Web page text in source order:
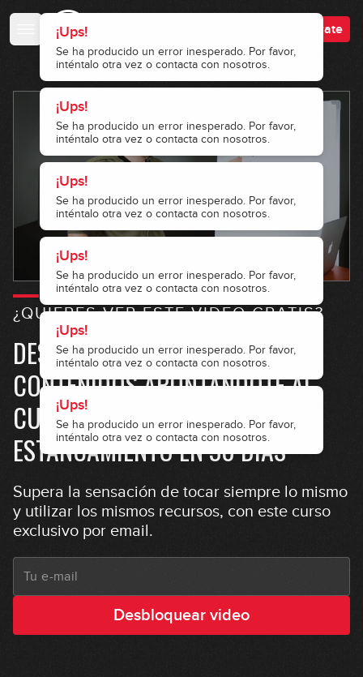
¡Ups!
Se ha producido un error inesperado. Por favor,
inténtalo otra vez o contacta con nosotros.
¡Ups!
Se ha producido un error inesperado. Por favor,
inténtalo otra vez o contacta con nosotros.
¡Ups!
Se ha producido un error inesperado. Por favor,
inténtalo otra vez o contacta con nosotros.
¡Ups!
inténtalo otra vez o contacta con nosotros.
¡Ups!
Se ha producido un error inesperado. Por favor,
inténtalo otra vez o contacta con nosotros.
Regístrate
¿QUIERES VER ESTE VIDEO GRATIS?
DESBLOQUEA ÉSTE Y MÁS
CONTENIDOS APUNTÁNDOTE AL
CURSO GRATUITO "SALIR DEL
ESTANCAMIENTO EN 30 DÍAS"
Supera la sensación de tocar siempre lo mismo
y utilizar los mismos recursos, con este curso
exclusivo por email.
Desbloquear video